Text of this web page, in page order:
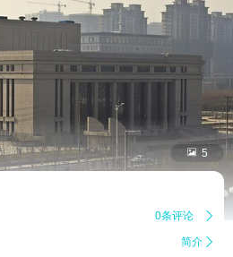
 5
0条评论 
简介 